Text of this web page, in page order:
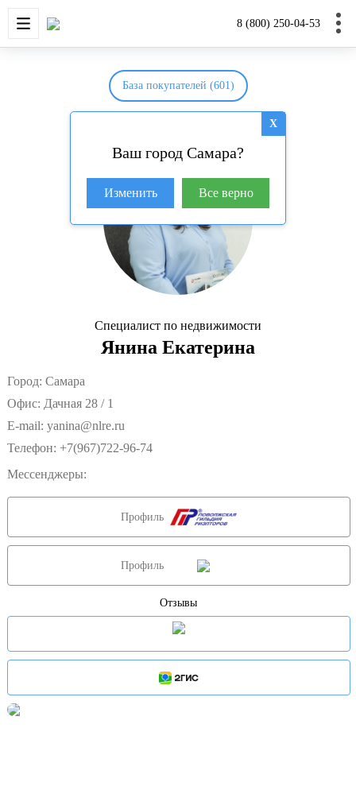
8 (800) 250-04-53
НОВОСТРОЙКИ ДОМА И
X
Ваш город Самара?
Изменить Все верно
База покупателей (601)
Специалист по недвижимости
Янина Екатерина
Город: Самара
Офис: Дачная 28 / 1
E-mail: yanina@nlre.ru
Телефон: +7(967)722-96-74
Мессенджеры:
Профиль
Профиль
Отзывы